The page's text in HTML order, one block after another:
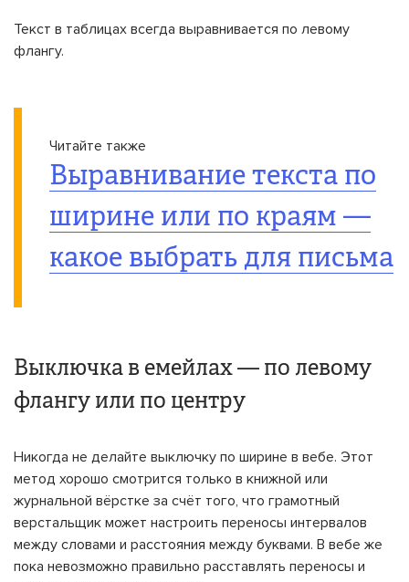
Текст в таблицах всегда выравнивается по левому
флангу.
Читайте также
Выравнивание текста по
ширине или по краям —
какое выбрать для письма
Выключка в емейлах — по левому
флангу или по центру
Никогда не делайте выключку по ширине в вебе. Этот
метод хорошо смотрится только в книжной или
журнальной вёрстке за счёт того, что грамотный
верстальщик может настроить переносы интервалов
между словами и расстояния между буквами. В вебе же
пока невозможно правильно расставлять переносы и